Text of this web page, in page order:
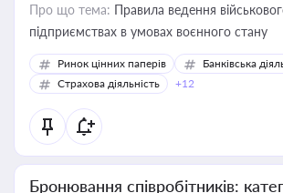
Про що тема: Правила ведення
підприємствах в умовах воєнного стану
Ринок цінних паперів
Банківська
Страхова діяльність
+12
Бронювання співробітників: